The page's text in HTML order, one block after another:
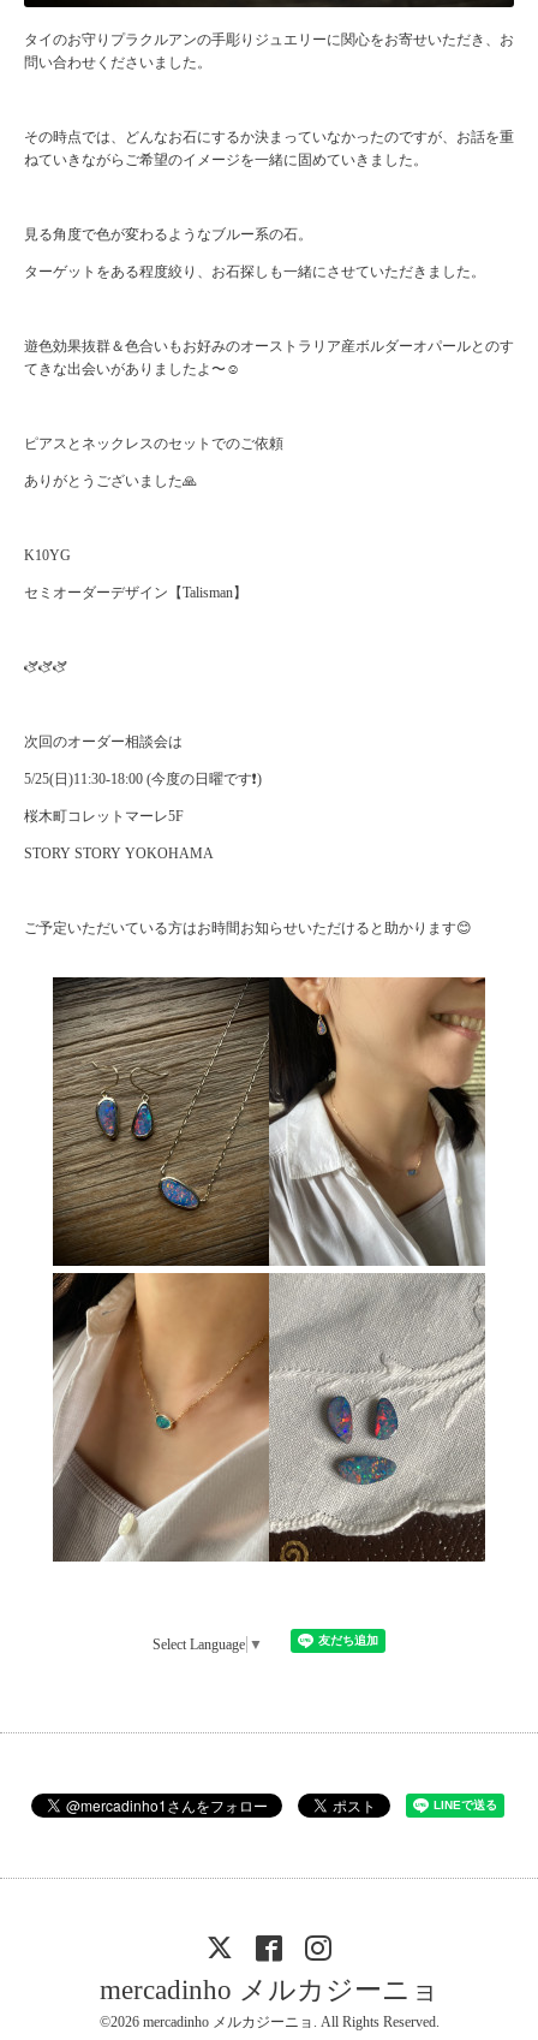
タイのお守りプラクルアンの手彫りジュエリーに関心をお寄せいただき、お
問い合わせくださいました。
その時点では、どんなお石にするか決まっていなかったのですが、お話を重
ねていきながらご希望のイメージを一緒に固めていきました。
見る角度で色が変わるようなブルー系の石。
ターゲットをある程度絞り、お石探しも一緒にさせていただきました。
遊色効果抜群＆色合いもお好みのオーストラリア産ボルダーオパールとのす
てきな出会いがありましたよ〜☺️
ピアスとネックレスのセットでのご依頼
ありがとうございました🙏
K10YG
セミオーダーデザイン【Talisman】
🫏🫏🫏
次回のオーダー相談会は
5/25(日)11:30-18:00 (今度の日曜です❗️)
桜木町コレットマーレ5F
STORY STORY YOKOHAMA
ご予定いただいている方はお時間お知らせいただけると助かります😊
Select Language ▼
mercadinho メルカジーニョ
©2026 mercadinho メルカジーニョ . All Rights Reserved.